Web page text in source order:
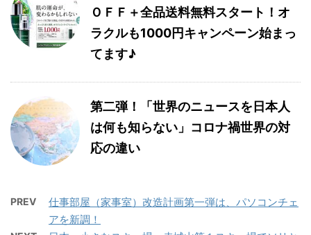
ＯＦＦ＋全品送料無料スタート！オ
ラクルも1000円キャンペーン始まっ
てます♪
第二弾！「世界のニュースを日本人
は何も知らない」コロナ禍世界の対
応の違い
PREV
仕事部屋（家事室）改造計画第一弾は、パソコンチェ
アを新調！